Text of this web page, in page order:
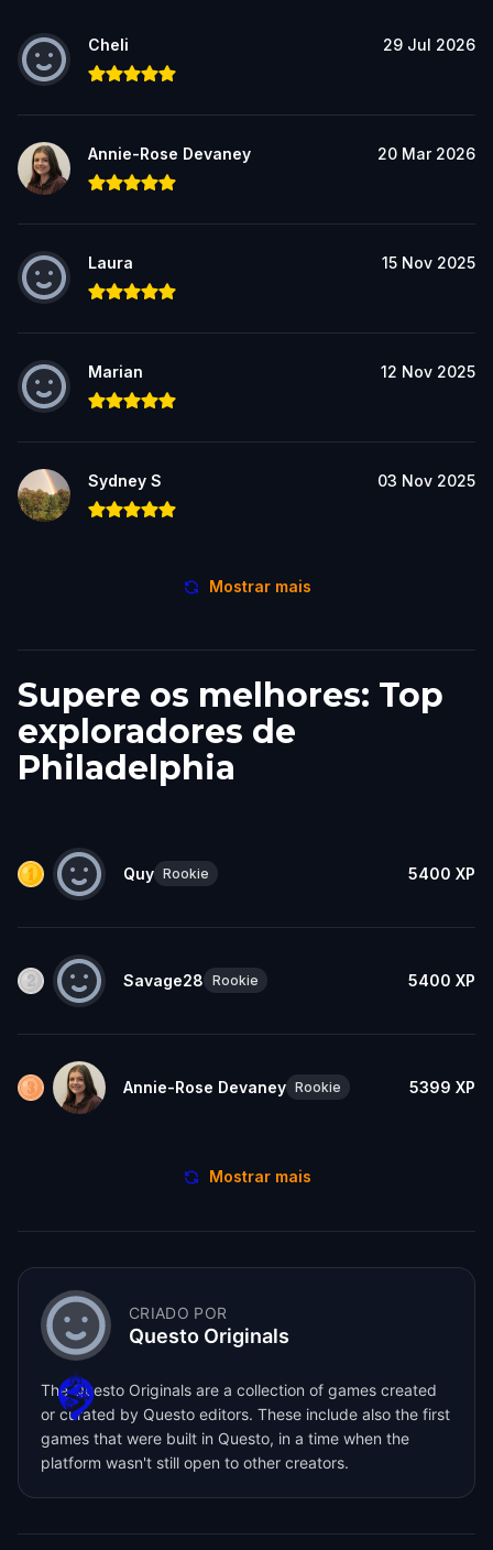
Cheli 29 Jul 2026
Annie-Rose Devaney 20 Mar 2026
Laura 15 Nov 2025
Marian 12 Nov 2025
Sydney S 03 Nov 2025
Mostrar mais
Supere os melhores: Top
exploradores de
Philadelphia
Quy Rookie 5400 XP
Savage28 Rookie 5400 XP
Annie-Rose Devaney Rookie 5399 XP
Mostrar mais
CRIADO POR
Questo Originals
The Questo Originals are a collection of games created
or curated by Questo editors. These include also the first
games that were built in Questo, in a time when the
platform wasn't still open to other creators.